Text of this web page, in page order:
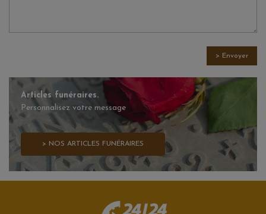
> Envoyer
Articles funéraires.
Personnalisez votre message
> NOS ARTICLES FUNÉRAIRES